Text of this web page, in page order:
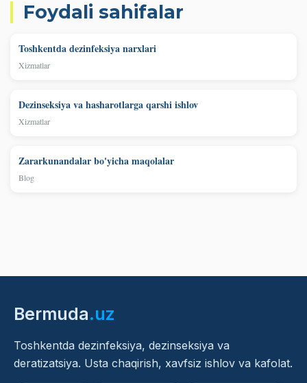
Foydali sahifalar
Toshkentda dezinfeksiya narxlari
Xizmatlar
Dezinseksiya va hasharotlarga qarshi ishlov
Xizmatlar
Zararkunandalar bo'yicha maqolalar
Blog
Bermuda.uz
Toshkentda dezinfeksiya, dezinseksiya va
deratizatsiya. Usta chaqirish, xavfsiz ishlov va kafolat.